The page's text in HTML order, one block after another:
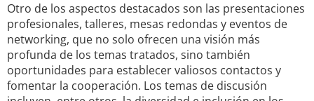
Otro de los aspectos destacados son las presentaciones
profesionales, talleres, mesas redondas y eventos de
networking, que no solo ofrecen una visión más
profunda de los temas tratados, sino también
oportunidades para establecer valiosos contactos y
fomentar la cooperación. Los temas de discusión